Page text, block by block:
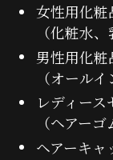
女性用化粧
（化粧水
男性用化粧
（オール
レディース
（ヘアー
ヘアーキャ